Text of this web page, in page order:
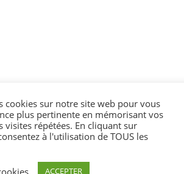
cookies sur notre site web pour vous
plus pertinente en mémorisant vos
visites répétées. En cliquant sur
à l'utilisation de TOUS les
ACCEPTER